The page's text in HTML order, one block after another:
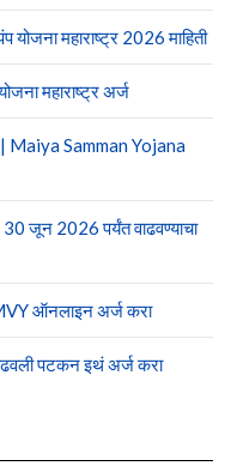
महाराष्ट्र 2026 माहिती
महाराष्ट्र अर्ज
| Maiya Samman Yojana
जून 2026 पर्यंत वाढवण्याचा
ऑनलाइन अर्ज करा
पटकन इथं अर्ज करा